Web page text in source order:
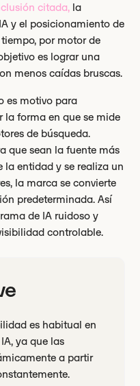
citada, la
y el posicionamiento de
por motor de
es lograr una
menos caídas bruscas.
es motivo para
la forma en que se mide
de búsqueda.
que sean la fuente más
la entidad y se realiza un
la marca se convierte
predeterminada. Así
de IA ruidoso y
controlable.
es habitual en
ya que las
a partir